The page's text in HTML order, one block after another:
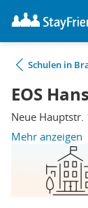
Schulen in
EOS
Neue
Mehr anzeigen